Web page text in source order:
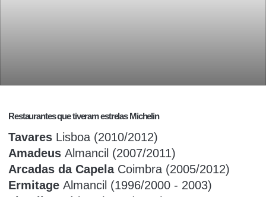
Restaurantes que tiveram estrelasMichelin
Tavares Lisboa (2010/2012)
Amadeus Almancil (2007/2011)
Arcadas da Capela Coimbra (2005/2012)
Ermitage Almancil (1996/2000 - 2003)